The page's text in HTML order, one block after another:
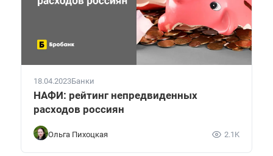
18.04.2023Банки
НАФИ: рейтинг непредвиденных
расходов россиян
Ольга Пихоцкая 2.1K